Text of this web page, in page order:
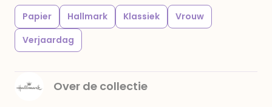
Papier Hallmark Klassiek
Vrouw
Verjaardag
Over de collectie